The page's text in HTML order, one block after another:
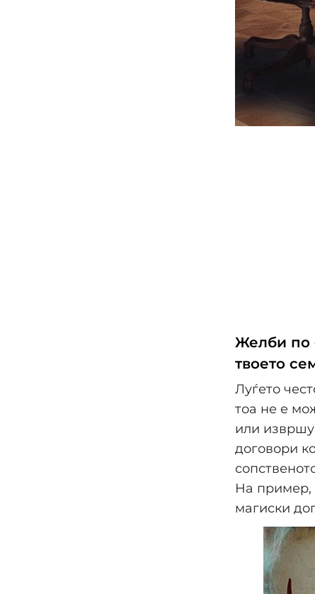
Желби по
твоето
Луѓето
тоа не е
или
договори
На пример,
магиски